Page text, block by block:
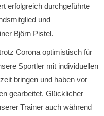
erfolgreich durchgeführte
und
Björn Pistel.
Corona optimistisch für
Sportler mit individuellen
bringen und haben vor
gearbeitet. Glücklicher
Trainer auch während